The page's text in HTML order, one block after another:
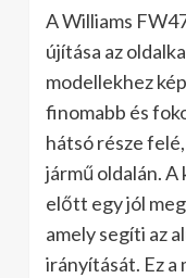
A Williams
újítása az
modellekhez
finomabb és
hátsó része
jármű oldalán. A
előtt egy jól
amely segíti az
irányítását. Ez a